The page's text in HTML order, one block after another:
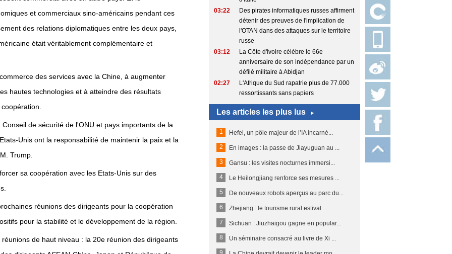
et commerciaux sino-américains pendant ces
des relations diplomatiques entre les deux pays,
était véritablement complémentaire et
des services avec la Chine, à augmenter
hautes technologies et à atteindre des résultats
de sécurité de l'ONU et pays importants de la
Unis ont la responsabilité de maintenir la paix et la
Trump.
sa coopération avec les Etats-Unis sur des
réunions des dirigeants pour la coopération
pour la stabilité et le développement de la région.
de haut niveau : la 20e réunion des dirigeants